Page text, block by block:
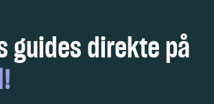
guides direkte på